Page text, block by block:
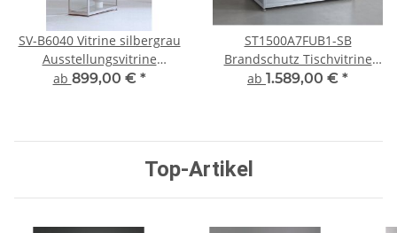
SV-B6040 Vitrine silbergrau
Ausstellungsvitrine
Präsentationsvitrine Alu
ab 899,00 € *
ST1500A7FUB1-SB
Brandschutz Tischvitrine
Unterschrank
ab 1.589,00 € *
Top-Artikel